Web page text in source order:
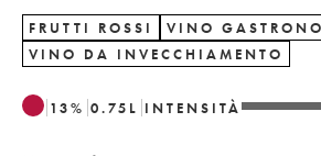
FRUTTI ROSSI
VINO
VINO DA INVECCHIAMENTO
13% 0.75 L INTENSITÀ